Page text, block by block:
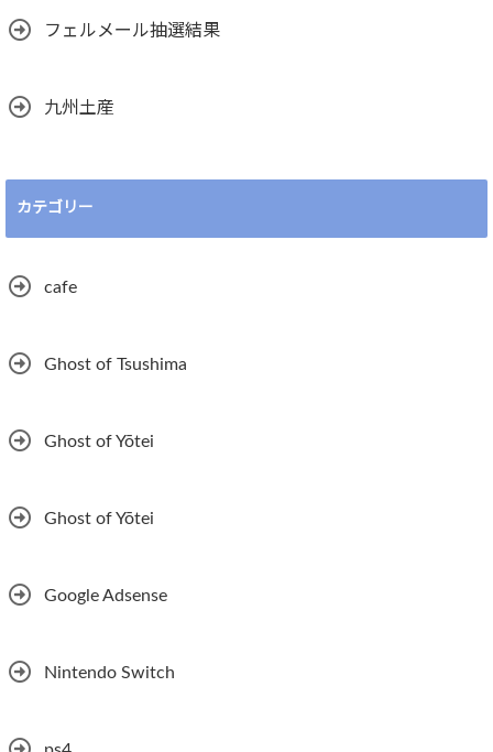
フェルメール抽選結果
九州土産
カテゴリー
cafe
Ghost of Tsushima
Ghost of Yōtei
Ghost of Yōtei
Google Adsense
Nintendo Switch